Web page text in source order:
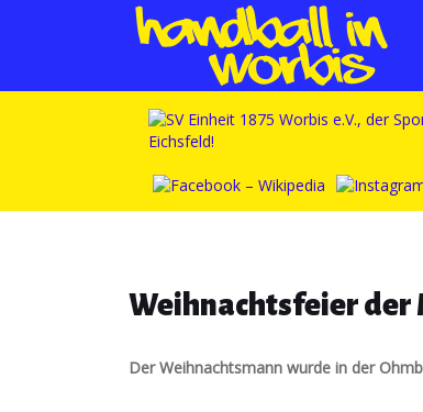
Weihnachtsfeier der
Der Weihnachtsmann wurde in der